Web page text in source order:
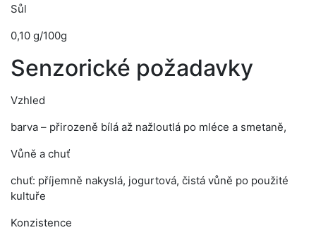
Sůl
0,10 g/100g
Senzorické požadavky
Vzhled
barva – přirozeně bílá až nažloutlá po mléce a smetaně,
Vůně a chuť
chuť: příjemně nakyslá, jogurtová, čistá vůně po použité
kultuře
Konzistence